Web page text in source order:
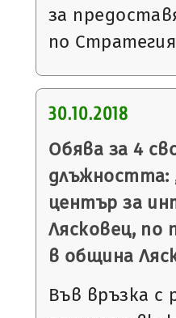
за
по
30.10.2018
Обява за 4
длъжността:
център за
Лясковец, по
в община
Във връзка с